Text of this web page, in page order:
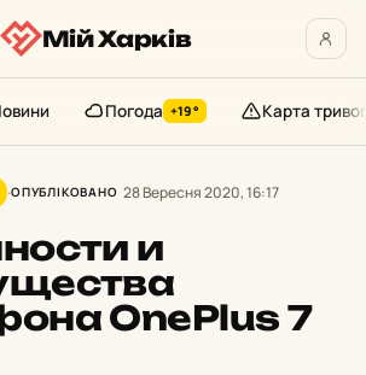
Мій Харків
Погода +19° Карта тривог
ОПУБЛІКОВАНО 28 Вересня 2020, 16:17
и
OnePlus 7